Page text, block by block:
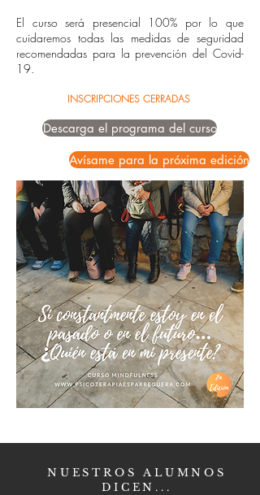
El curso será presencial 100% por lo que
cuidaremos todas las medidas de seguridad
recomendadas para la prevención del Covid-
19.
INSCRIPCIONES CERRADAS
Descarga el programa del curso
Avísame para la próxima edición
NUESTROS ALUMNOS
DICEN...